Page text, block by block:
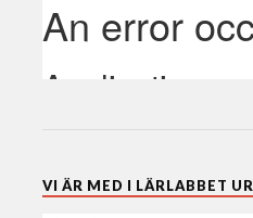
VI ÄR MED I LÄRLABBET UR